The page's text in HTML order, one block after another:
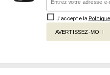
J'accepte la
AVERTISSEZ-MOI !